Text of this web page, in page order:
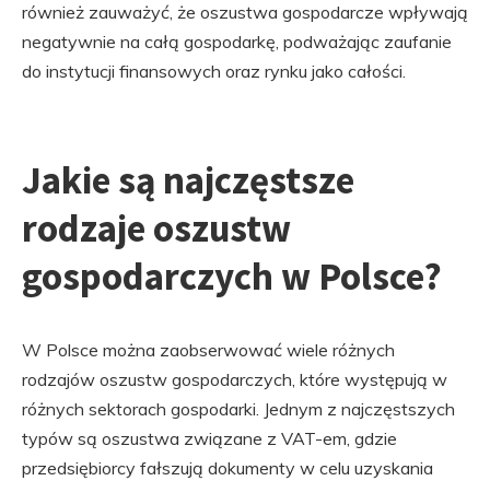
również zauważyć, że oszustwa gospodarcze wpływają
negatywnie na całą gospodarkę, podważając zaufanie
do instytucji finansowych oraz rynku jako całości.
Jakie są najczęstsze
rodzaje oszustw
gospodarczych w Polsce?
W Polsce można zaobserwować wiele różnych
rodzajów oszustw gospodarczych, które występują w
różnych sektorach gospodarki. Jednym z najczęstszych
typów są oszustwa związane z VAT-em, gdzie
przedsiębiorcy fałszują dokumenty w celu uzyskania